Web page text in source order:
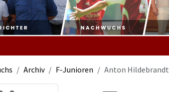
Archiv F-Junioren Anton Hildebrandt